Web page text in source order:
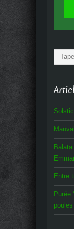
Entre
Purée
poules